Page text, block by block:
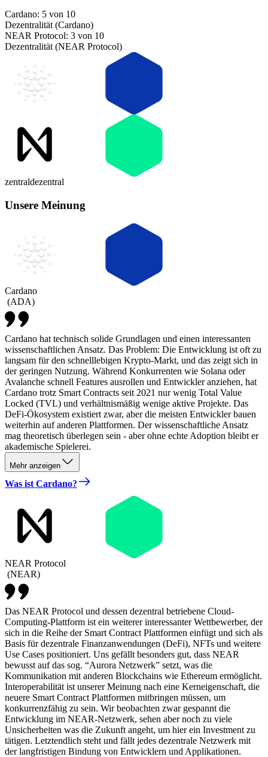
Cardano: 5 von 10
Dezentralität (Cardano)
NEAR Protocol: 3 von 10
Dezentralität (NEAR Protocol)
zentraldezentral
Unsere Meinung
Cardano
(ADA)
Cardano hat technisch solide Grundlagen und einen interessanten
wissenschaftlichen Ansatz. Das Problem: Die Entwicklung ist oft zu
langsam für den schnelllebigen Krypto-Markt, und das zeigt sich in
der geringen Nutzung. Während Konkurrenten wie Solana oder
Avalanche schnell Features ausrollen und Entwickler anziehen, hat
Cardano trotz Smart Contracts seit 2021 nur wenig Total Value
Locked (TVL) und verhältnismäßig wenige aktive Projekte. Das
DeFi-Ökosystem existiert zwar, aber die meisten Entwickler bauen
weiterhin auf anderen Plattformen. Der wissenschaftliche Ansatz
mag theoretisch überlegen sein - aber ohne echte Adoption bleibt er
akademische Spielerei.
Mehr anzeigen
Was ist Cardano?
NEAR Protocol
(NEAR)
Das NEAR Protocol und dessen dezentral betriebene Cloud-
Computing-Plattform ist ein weiterer interessanter Wettbewerber, der
sich in die Reihe der Smart Contract Plattformen einfügt und sich als
Basis für dezentrale Finanzanwendungen (DeFi), NFTs und weitere
Use Cases positioniert. Uns gefällt besonders gut, dass NEAR
bewusst auf das sog. “Aurora Netzwerk” setzt, was die
Kommunikation mit anderen Blockchains wie Ethereum ermöglicht.
Interoperabilität ist unserer Meinung nach eine Kerneigenschaft, die
neuere Smart Contract Plattformen mitbringen müssen, um
konkurrenzfähig zu sein. Wir beobachten zwar gespannt die
Entwicklung im NEAR-Netzwerk, sehen aber noch zu viele
Unsicherheiten was die Zukunft angeht, um hier ein Investment zu
tätigen. Letztendlich steht und fällt jedes dezentrale Netzwerk mit
der langfristigen Bindung von Entwicklern und Applikationen.